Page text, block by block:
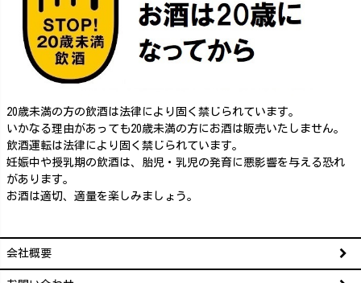
20歳未満の方の飲酒は法律により固く禁じられています。
いかなる理由があっても20歳未満の方にお酒は販売いたしません。
飲酒運転は法律により固く禁じられています。
妊娠中や授乳期の飲酒は、胎児・乳児の発育に悪影響を与える恐れ
があります。
お酒は適切、適量を楽しみましょう。
会社概要